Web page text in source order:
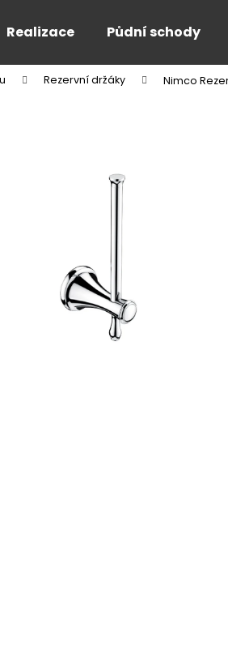
Realizace Půdní schody
Rezervní držáky Nimco
najít?
Doporučujeme